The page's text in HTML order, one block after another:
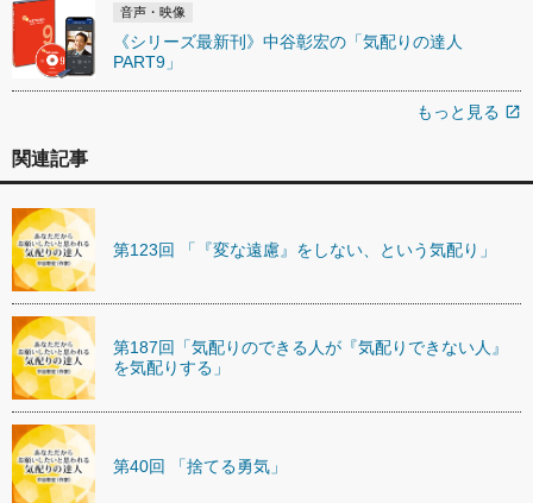
音声・映像
《シリーズ最新刊》中谷彰宏の「気配りの達人
PART9」
もっと見る open_in_new
関連記事
第123回 「『変な遠慮』をしない、という気配り」
第187回「気配りのできる人が『気配りできない人』
を気配りする」
第40回 「捨てる勇気」